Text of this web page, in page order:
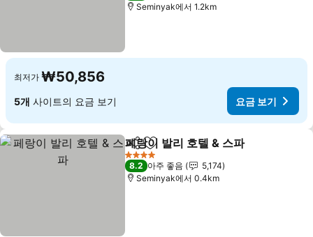
Seminyak에서 1.2km
최저가 ₩50,856
5개 사이트의 요금 보기 요금 보기
공유 즐겨찾기에 추가
페랑이 발리 호텔 & 스파
4 성급
8.2 아주 좋음
5,174
Seminyak에서 0.4km